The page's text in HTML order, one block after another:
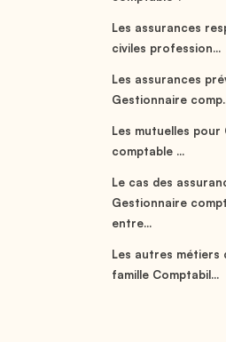
Les assurances
civiles profession...
Les assurances
Gestionnaire
Les mutuelles
comptable ...
Le cas des
Gestionnaire
entre...
Les autres métiers
famille Comptabil...